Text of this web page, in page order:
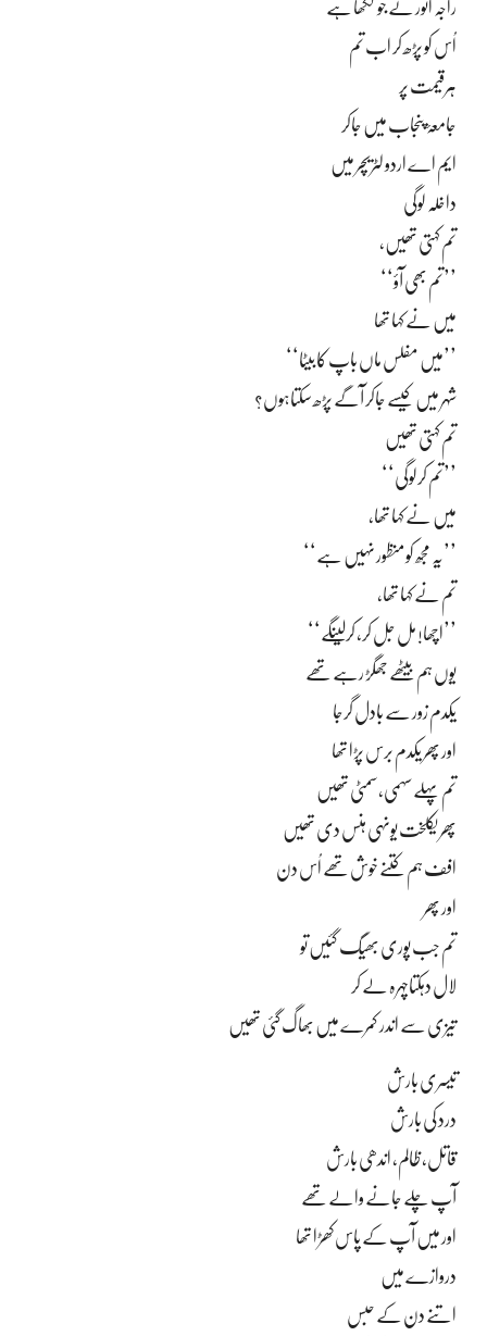
راجہ انور نے جو لکھا ہے
اُس کو پڑھ کر اب تم
ہرقیمت پر
جامعۂ پنجاب میں جاکر
ایم اے اردو لٹریچر میں
داخلہ لوگی
تم کہتی تھیں،
’’تم بھی آؤ‘‘
میں نے کہا تھا
’’میں مفلس ماں باپ کا بیٹا‘‘
شہر میں کیسے جاکر آگے پڑھ سکتاہوں؟
تم کہتی تھیں
’’تم کرلوگی‘‘
میں نے کہا تھا،
’’یہ مجھ کو منظور نہیں ہے‘‘
تم نے کہا تھا،
’’اچھا! مل جل کر، کرلینگے‘‘
یوں ہم بیٹھے جھگڑ رہے تھے
یکدم زور سے بادل گرجا
اور پھر یکدم برس پڑا تھا
تم پہلے سہمی، سمٹی تھیں
پھر یکلخت یونہی ہنس دی تھیں
افف ہم کتنے خوش تھے اُس دن
اور پھر
تم جب پوری بھیگ گئیں تو
لال دہکتاچہرہ لے کر
تیزی سے اندر کمرے میں بھاگ گئی تھیں
تیسری بارش
درد کی بارش
قاتل، ظالم، اندھی بارش
آپ چلے جانے والے تھے
اور میں آپ کے پاس کھڑا تھا
دروازے میں
اتنے دن کے حبس